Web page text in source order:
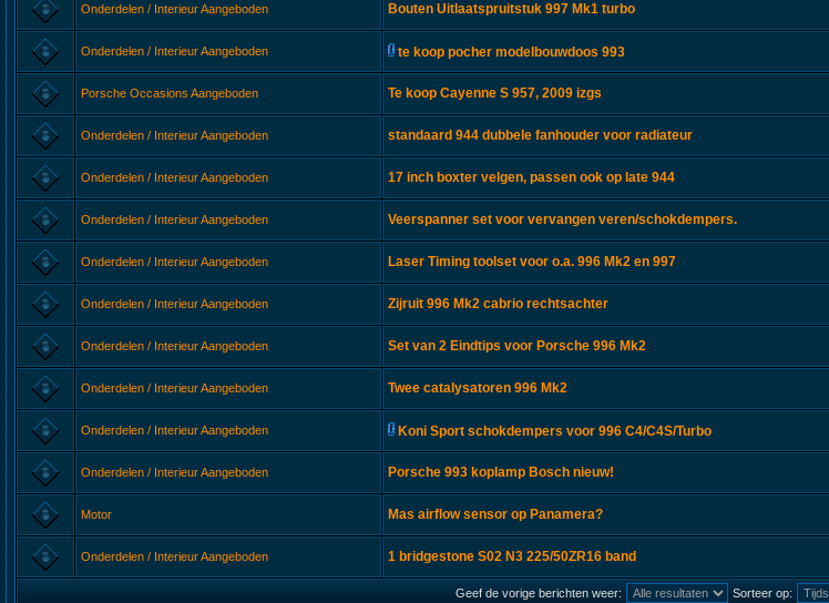
Onderdelen / Interieur Aangeboden Bouten Uitlaatspruitstuk 997 Mk1 turbo
Onderdelen / Interieur Aangeboden te koop pocher modelbouwdoos 993
Porsche Occasions Aangeboden Te koop Cayenne S 957, 2009 izgs
Onderdelen / Interieur Aangeboden standaard 944 dubbele fanhouder voor radiateur
Onderdelen / Interieur Aangeboden 17 inch boxter velgen, passen ook op late 944
Onderdelen / Interieur Aangeboden Veerspanner set voor vervangen veren/schokdempers.
Onderdelen / Interieur Aangeboden Laser Timing toolset voor o.a. 996 Mk2 en 997
Onderdelen / Interieur Aangeboden Zijruit 996 Mk2 cabrio rechtsachter
Onderdelen / Interieur Aangeboden Set van 2 Eindtips voor Porsche 996 Mk2
Onderdelen / Interieur Aangeboden Twee catalysatoren 996 Mk2
Onderdelen / Interieur Aangeboden Koni Sport schokdempers voor 996 C4/C4S/Turbo
Onderdelen / Interieur Aangeboden Porsche 993 koplamp Bosch nieuw!
Motor Mas airflow sensor op Panamera?
Onderdelen / Interieur Aangeboden 1 bridgestone S02 N3 225/50ZR16 band
Geef de vorige berichten weer: Sorteer op: